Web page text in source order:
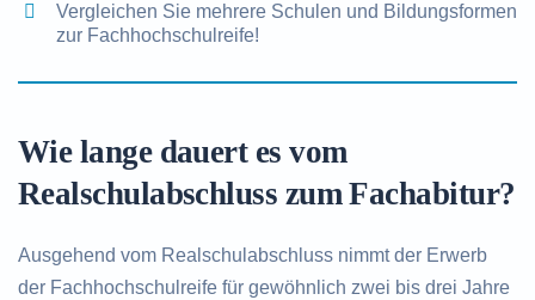
Vergleichen Sie mehrere Schulen und Bildungsformen
zur Fachhochschulreife!
Wie lange dauert es vom
Realschulabschluss zum Fachabitur?
Ausgehend vom Realschulabschluss nimmt der Erwerb
der Fachhochschulreife für gewöhnlich zwei bis drei Jahre